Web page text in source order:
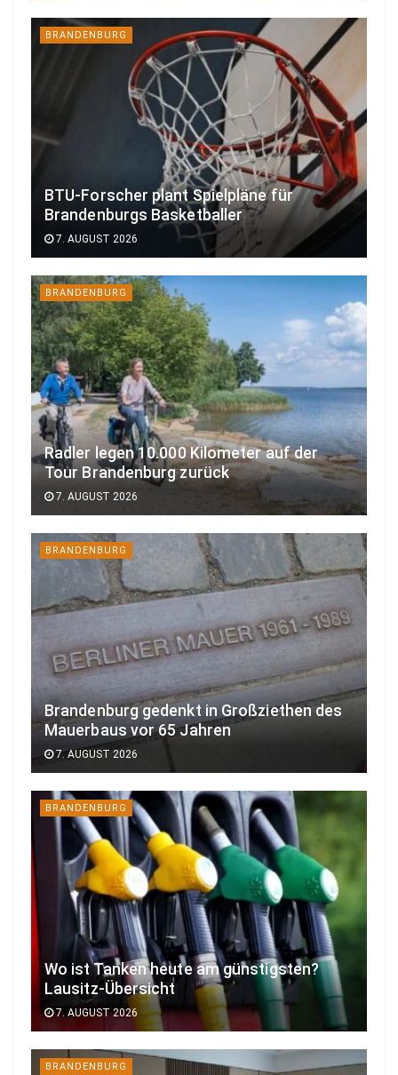
BRANDENBURG
BTU-Forscher plant Spielpläne für
Brandenburgs Basketballer
7. AUGUST 2026
BRANDENBURG
Radler legen 10.000 Kilometer auf der
Tour Brandenburg zurück
7. AUGUST 2026
BRANDENBURG
Brandenburg gedenkt in Großziethen des
Mauerbaus vor 65 Jahren
7. AUGUST 2026
BRANDENBURG
Wo ist Tanken heute am günstigsten?
Lausitz-Übersicht
7. AUGUST 2026
BRANDENBURG